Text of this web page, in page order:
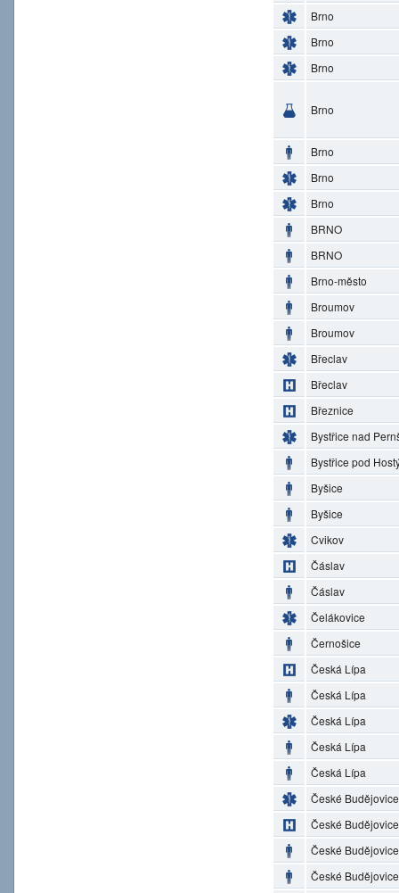
Brno
Brno
Brno
Brno
Brno
Brno
Brno
BRNO
BRNO
Brno-město
Broumov
Broumov
Břeclav
Břeclav
Březnice
Bystřice nad
Bystřice pod
Byšice
Byšice
Cvikov
Čáslav
Čáslav
Čelákovice
Černošice
Česká Lípa
Česká Lípa
Česká Lípa
Česká Lípa
Česká Lípa
České Budějovice
České Budějovice
České Budějovice
České Budějovice